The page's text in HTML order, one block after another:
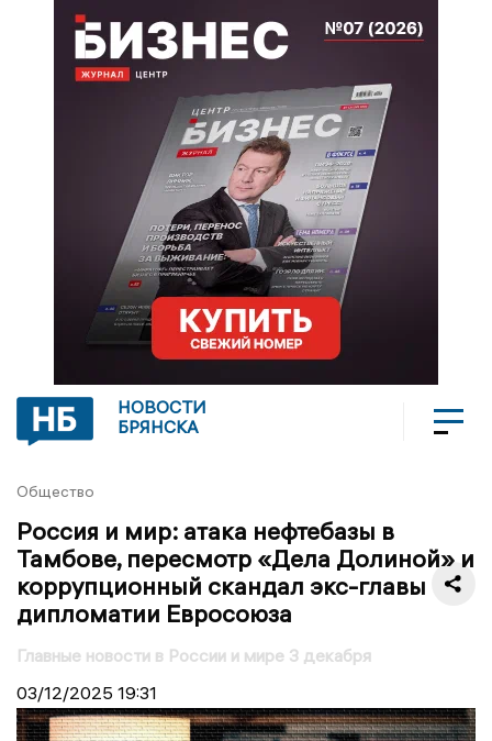
НОВОСТИ
БРЯНСКА
Общество
Россия и мир: атака нефтебазы в
Тамбове, пересмотр «Дела Долиной» и
коррупционный скандал экс-главы
дипломатии Евросоюза
Главные новости в России и мире 3 декабря
03/12/2025 19:31